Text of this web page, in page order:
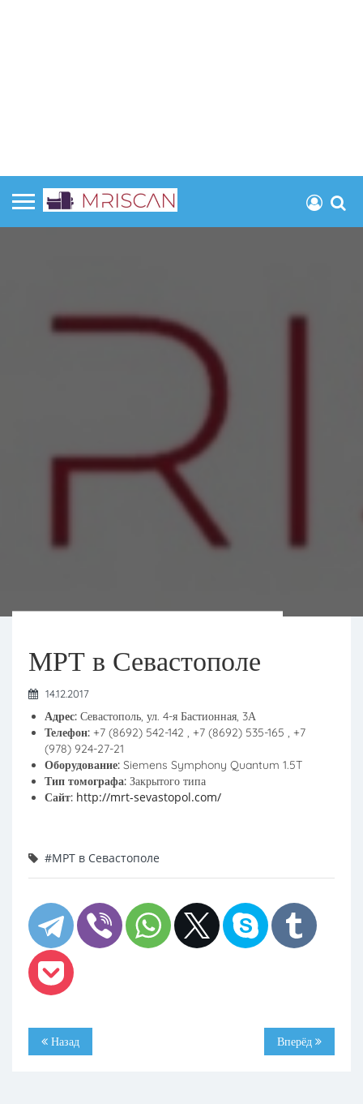
МРТ в Севастополе
14.12.2017
Адрес: Севастополь, ул. 4-я Бастионная, 3А
Телефон: +7 (8692) 542-142 , +7 (8692) 535-165 , +7
(978) 924-27-21
Оборудование: Siemens Symphony Quantum 1.5T
Тип томографа: Закрытого типа
Сайт: http://mrt-sevastopol.com/
#МРТ в Севастополе
Назад Вперёд